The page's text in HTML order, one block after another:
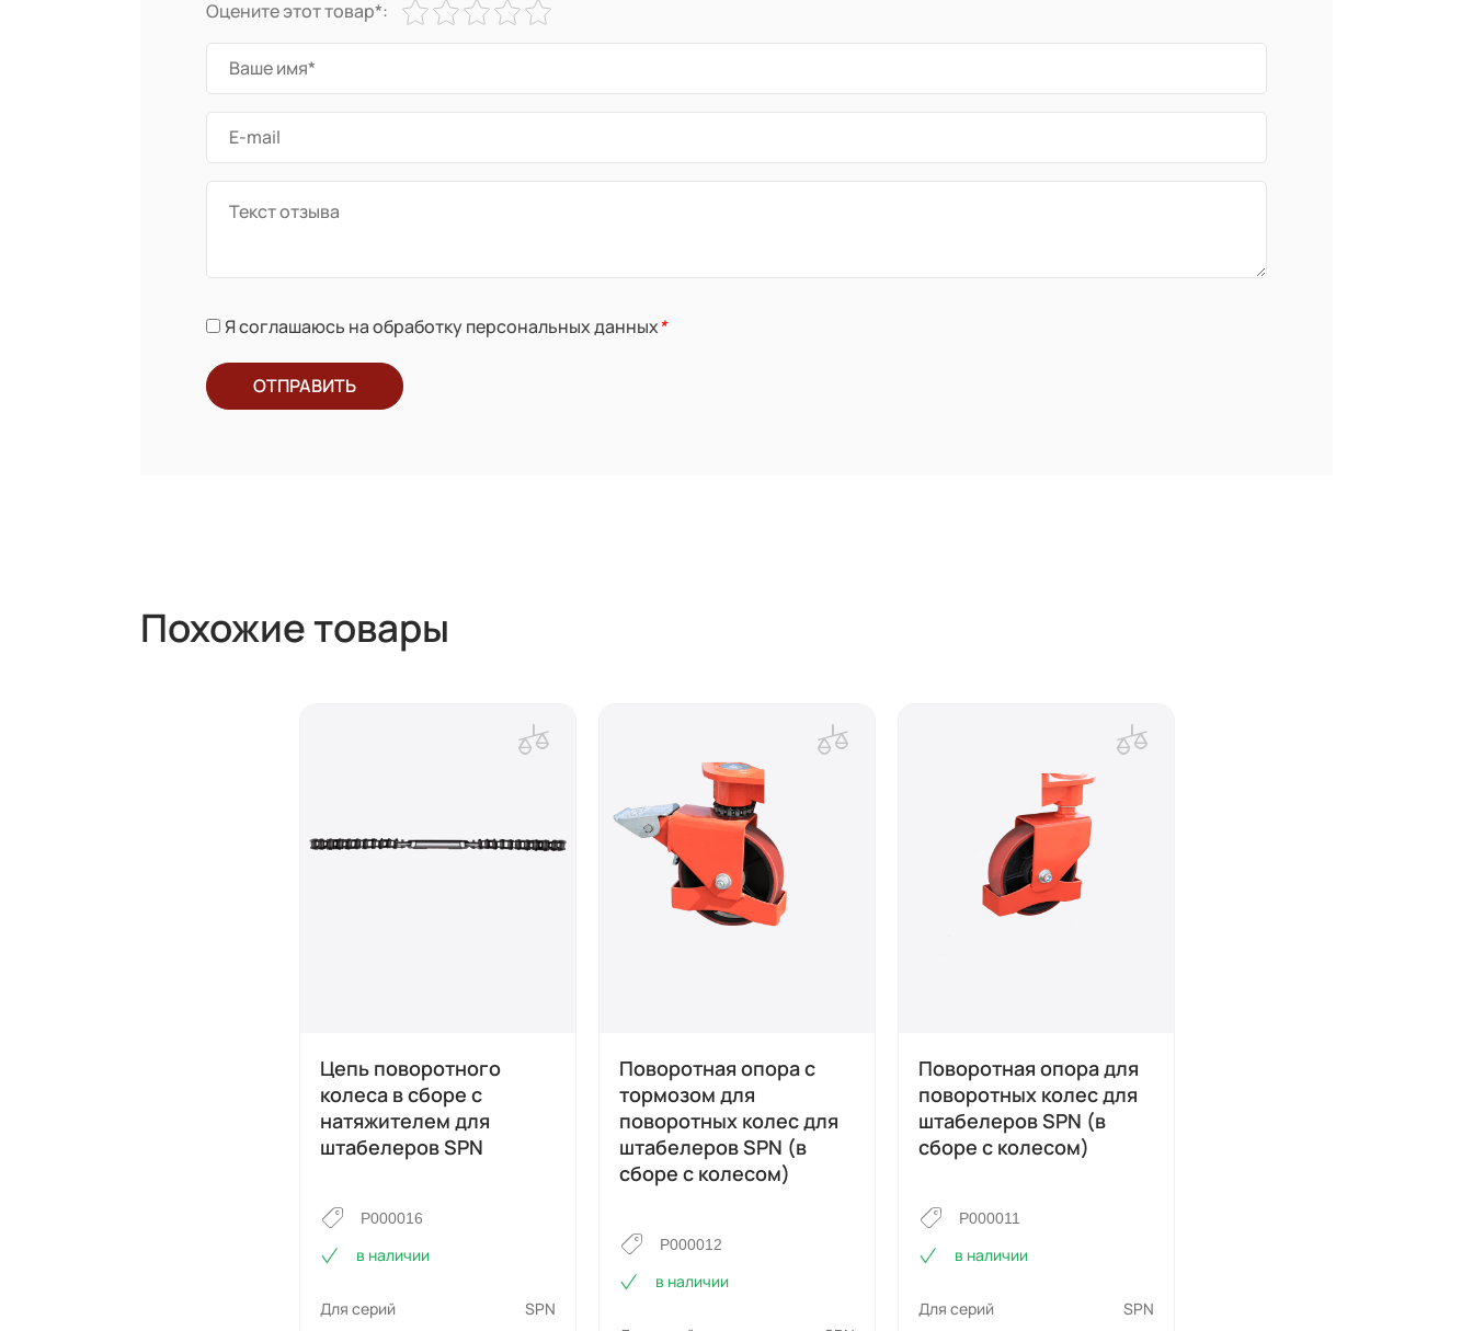
Оцените этот товар*:
Я соглашаюсь на обработку персональных данных*
ОТПРАВИТЬ
Похожие товары
Цепь поворотного
колеса в сборе с
натяжителем для
штабелеров SPN
P000016
в наличии
Для серий
SPN
Поворотная опора с
тормозом для
поворотных колес для
штабелеров SPN (в
сборе с колесом)
P000012
в наличии
Поворотная опора для
поворотных колес для
штабелеров SPN (в
сборе с колесом)
P000011
в наличии
Для серий
SPN